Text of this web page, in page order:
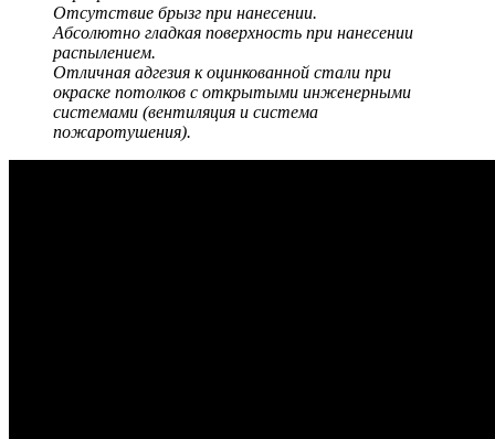
Отсутствие брызг при нанесении.
Абсолютно гладкая поверхность при нанесении
распылением.
Отличная адгезия к оцинкованной стали при
окраске потолков с открытыми инженерными
системами (вентиляция и система
пожаротушения).